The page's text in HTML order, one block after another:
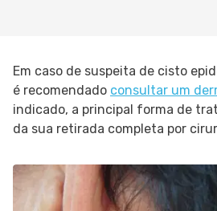
Em caso de suspeita de cisto
é recomendado consultar um
indicado, a principal forma de
da sua retirada completa por